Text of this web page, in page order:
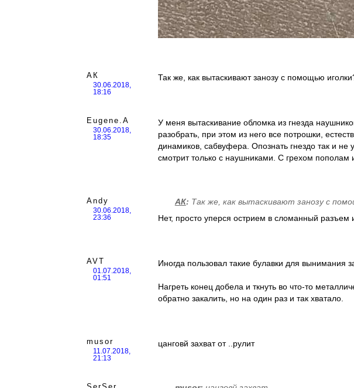
АК
30.06.2018,
18:16
Так же, как вытаскивают занозу с помощью
Eugene.A
30.06.2018,
18:35
У меня вытаскивание обломка из гнезда
разобрать, при этом из него все потрошки,
динамиков, сабвуфера. Опознать гнездо так и не
смотрит только с наушниками. С грехом пополам
Andy
30.06.2018,
23:36
АК: Так же, как вытаскивают занозу с
Нет, просто уперся острием в сломанный разъем
AVT
01.07.2018,
01:51
Иногда пользовал такие булавки для вынимания
Нагреть конец добела и ткнуть во что-то
обратно закалить, но на один раз и так хватало.
musor
11.07.2018,
21:13
цанговй захват от ..рулит